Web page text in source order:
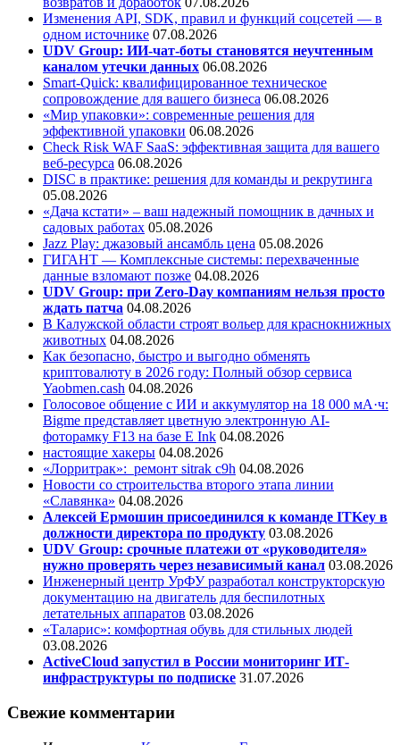
Изменения API, SDK, правил и функций соцсетей — в
одном источнике 07.08.2026
UDV Group: ИИ-чат-боты становятся неучтенным
каналом утечки данных 06.08.2026
Smart-Quick: квалифицированное техническое
сопровождение для вашего бизнеса 06.08.2026
«Мир упаковки»: современные решения для
эффективной упаковки 06.08.2026
Check Risk WAF SaaS: эффективная защита для вашего
веб-ресурса 06.08.2026
DISC в практике: решения для команды и рекрутинга
05.08.2026
«Дача кстати» – ваш надежный помощник в дачных и
садовых работах 05.08.2026
Jazz Play: джазовый ансамбль цена 05.08.2026
ГИГАНТ — Комплексные системы: перехваченные
данные взломают позже 04.08.2026
UDV Group: при Zero-Day компаниям нельзя просто
ждать патча 04.08.2026
В Калужской области строят вольер для краснокнижных
животных 04.08.2026
Как безопасно, быстро и выгодно обменять
криптовалюту в 2026 году: Полный обзор сервиса
Yaobmen.cash 04.08.2026
Голосовое общение с ИИ и аккумулятор на 18 000 мА·ч:
Bigme представляет цветную электронную AI-
фоторамку F13 на базе E Ink 04.08.2026
настоящие хакеры 04.08.2026
«Лорритрак»: ремонт sitrak c9h 04.08.2026
Новости со строительства второго этапа линии
«Славянка» 04.08.2026
Алексей Ермошин присоединился к команде ITKey в
должности директора по продукту 03.08.2026
UDV Group: срочные платежи от «руководителя»
нужно проверять через независимый канал 03.08.2026
Инженерный центр УрФУ разработал конструкторскую
документацию на двигатель для беспилотных
летательных аппаратов 03.08.2026
«Таларис»: комфортная обувь для стильных людей
03.08.2026
ActiveCloud запустил в России мониторинг ИТ-
инфраструктуры по подписке 31.07.2026
Свежие комментарии